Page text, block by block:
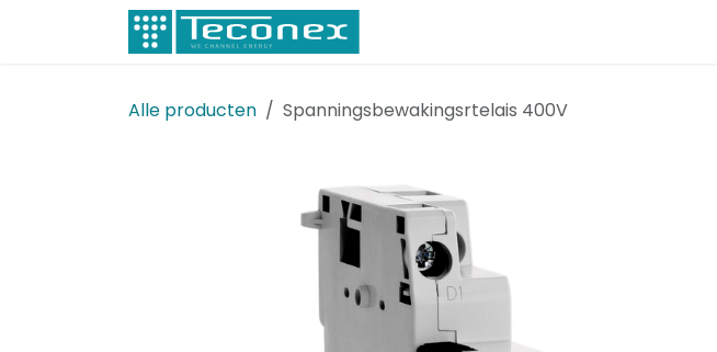
Overslaan naar inhoud
Alle producten Spanningsbewakingsrtelais 400V